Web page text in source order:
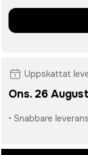
Uppskattat
Ons. 26
• Snabbare